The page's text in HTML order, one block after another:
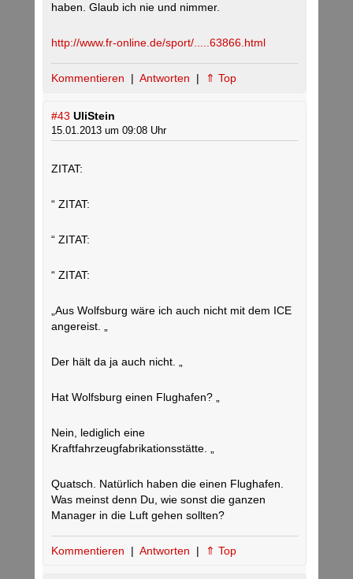
haben. Glaub ich nie und nimmer.
http://www.fr-online.de/sport/.....63866.html
Kommentieren | Antworten | ⇑ Top
#43 UliStein
15.01.2013 um 09:08 Uhr
ZITAT:
“ ZITAT:
“ ZITAT:
“ ZITAT:
„Aus Wolfsburg wäre ich auch nicht mit dem ICE
angereist. „
Der hält da ja auch nicht. „
Hat Wolfsburg einen Flughafen? „
Nein, lediglich eine
Kraftfahrzeugfabrikationsstätte. „
Quatsch. Natürlich haben die einen Flughafen.
Was meinst denn Du, wie sonst die ganzen
Manager in die Luft gehen sollten?
Kommentieren | Antworten | ⇑ Top